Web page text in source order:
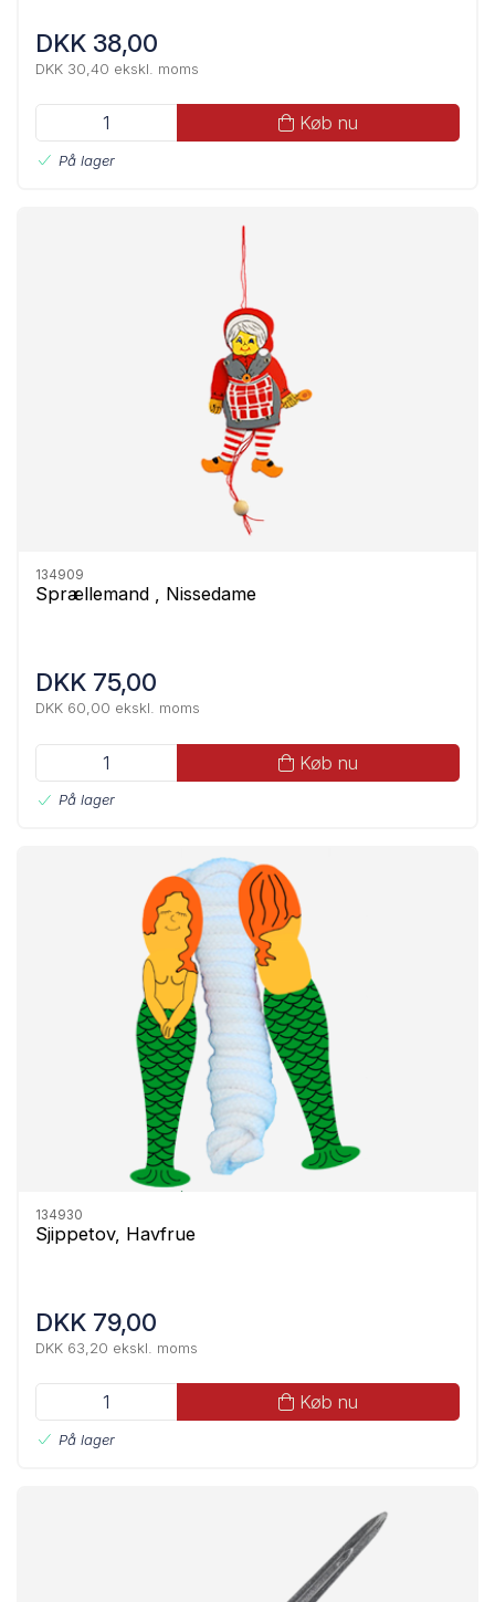
DKK 38,00
DKK 30,40 ekskl. moms
Køb nu
På lager
134909
Sprællemand , Nissedame
DKK 75,00
DKK 60,00 ekskl. moms
Køb nu
På lager
134930
Sjippetov, Havfrue
DKK 79,00
DKK 63,20 ekskl. moms
Køb nu
På lager